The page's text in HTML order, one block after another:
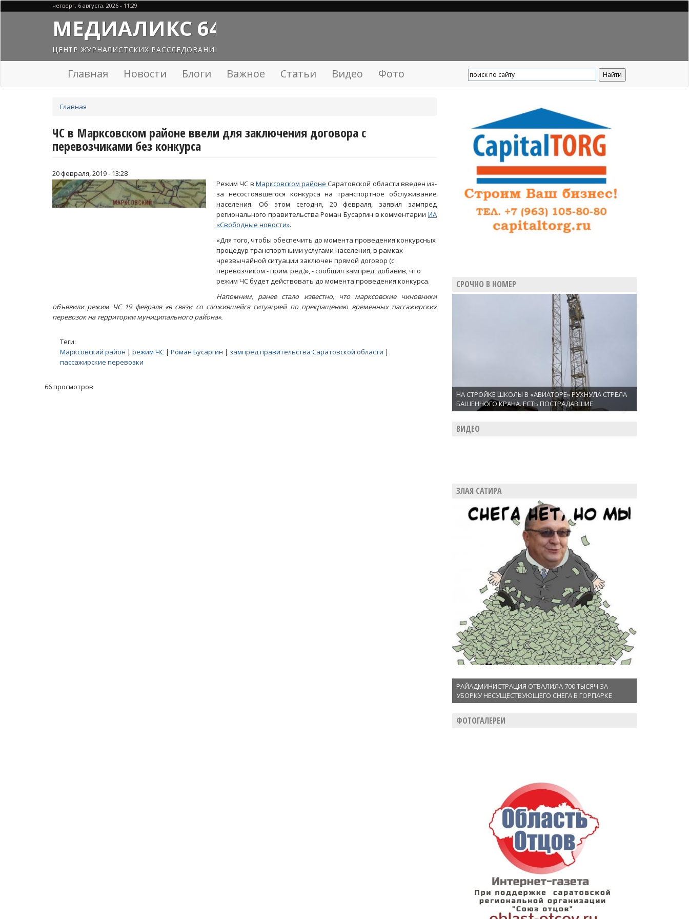
четверг, 6 августа, 2026 - 11:29
МЕДИАЛИКС 64
ЦЕНТР ЖУРНАЛИСТСКИХ РАССЛЕДОВАНИЙ
Главная Новости Блоги Важное Статьи Видео Фото
здесь
Главная
ЧС в Марксовском районе ввели для заключения договора с
перевозчиками без конкурса
20 февраля, 2019 - 13:28
Режим ЧС в Марксовском районеСаратовской области введен из-
за несостоявшегося конкурса на транспортное обслуживание
населения. Об этом сегодня, 20 февраля, заявил зампред
регионального правительства Роман Бусаргин в комментарии ИА
«Свободные новости».
«Для того, чтобы обеспечить до момента проведения конкурсных
процедур транспортными услугами населения, в рамках
чрезвычайной ситуации заключен прямой договор (с
перевозчиком - прим. ред.)», - сообщил зампред, добавив, что
режим ЧС будет действовать до момента проведения конкурса.
Напомним, ранее стало известно, что марксовские чиновники
объявили режим ЧС 19 февраля «в связи со сложившейся ситуацией по прекращению временных пассажирских
перевозок на территории муниципального района».
Теги:
Марксовский район | режим ЧС | Роман Бусаргин | зампред правительства Саратовской области |
пассажирские перевозки
66 просмотров
СРОЧНО В НОМЕР
НА СТРОЙКЕ ШКОЛЫ В «АВИАТОРЕ» РУХНУЛА СТРЕЛА
БАШЕННОГО КРАНА. ЕСТЬ ПОСТРАДАВШИЕ
ВИДЕО
ЗЛАЯ САТИРА
РАЙАДМИНИСТРАЦИЯ ОТВАЛИЛА 700 ТЫСЯЧ ЗА
УБОРКУ НЕСУЩЕСТВУЮЩЕГО СНЕГА В ГОРПАРКЕ
ФОТОГАЛЕРЕИ